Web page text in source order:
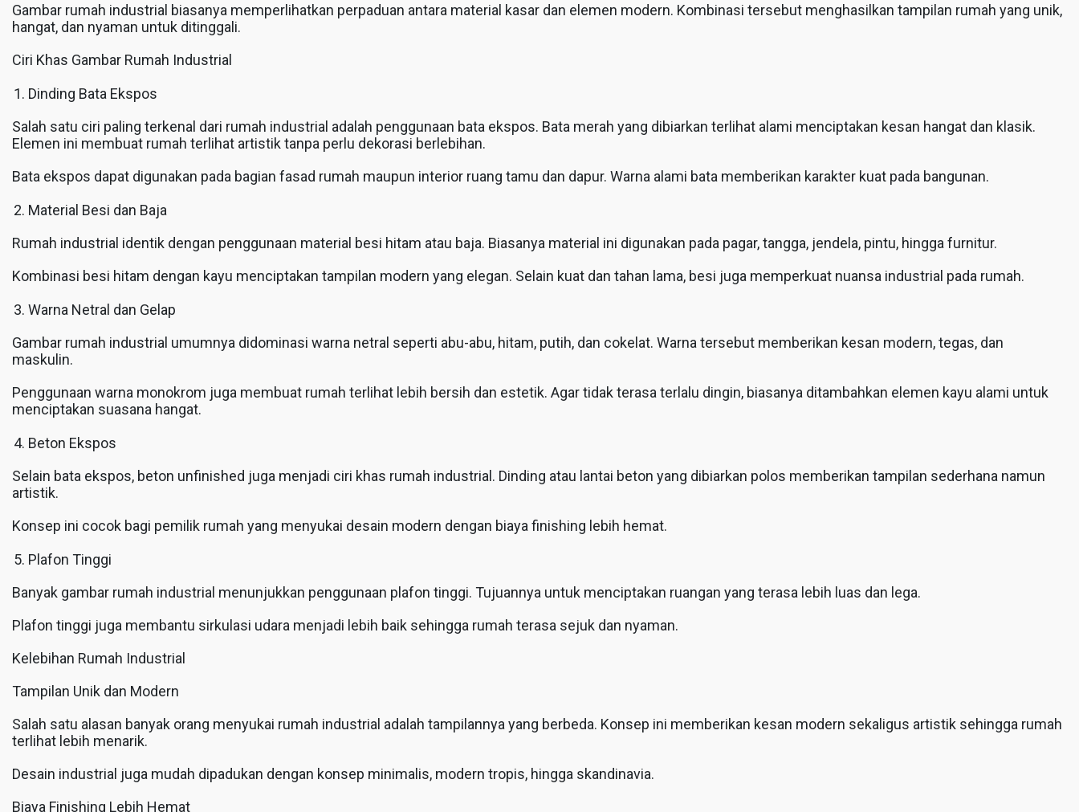
Gambar rumah industrial biasanya memperlihatkan perpaduan antara material kasar dan elemen modern. Kombinasi tersebut menghasilkan tampilan rumah yang unik,
hangat, dan nyaman untuk ditinggali.
Ciri Khas Gambar Rumah Industrial
Dinding Bata Ekspos
Salah satu ciri paling terkenal dari rumah industrial adalah penggunaan bata ekspos. Bata merah yang dibiarkan terlihat alami menciptakan kesan hangat dan klasik.
Elemen ini membuat rumah terlihat artistik tanpa perlu dekorasi berlebihan.
Bata ekspos dapat digunakan pada bagian fasad rumah maupun interior ruang tamu dan dapur. Warna alami bata memberikan karakter kuat pada bangunan.
Material Besi dan Baja
Rumah industrial identik dengan penggunaan material besi hitam atau baja. Biasanya material ini digunakan pada pagar, tangga, jendela, pintu, hingga furnitur.
Kombinasi besi hitam dengan kayu menciptakan tampilan modern yang elegan. Selain kuat dan tahan lama, besi juga memperkuat nuansa industrial pada rumah.
Warna Netral dan Gelap
Gambar rumah industrial umumnya didominasi warna netral seperti abu-abu, hitam, putih, dan cokelat. Warna tersebut memberikan kesan modern, tegas, dan
maskulin.
Penggunaan warna monokrom juga membuat rumah terlihat lebih bersih dan estetik. Agar tidak terasa terlalu dingin, biasanya ditambahkan elemen kayu alami untuk
menciptakan suasana hangat.
Beton Ekspos
Selain bata ekspos, beton unfinished juga menjadi ciri khas rumah industrial. Dinding atau lantai beton yang dibiarkan polos memberikan tampilan sederhana namun
artistik.
Konsep ini cocok bagi pemilik rumah yang menyukai desain modern dengan biaya finishing lebih hemat.
Plafon Tinggi
Banyak gambar rumah industrial menunjukkan penggunaan plafon tinggi. Tujuannya untuk menciptakan ruangan yang terasa lebih luas dan lega.
Plafon tinggi juga membantu sirkulasi udara menjadi lebih baik sehingga rumah terasa sejuk dan nyaman.
Kelebihan Rumah Industrial
Tampilan Unik dan Modern
Salah satu alasan banyak orang menyukai rumah industrial adalah tampilannya yang berbeda. Konsep ini memberikan kesan modern sekaligus artistik sehingga rumah
terlihat lebih menarik.
Desain industrial juga mudah dipadukan dengan konsep minimalis, modern tropis, hingga skandinavia.
Biaya Finishing Lebih Hemat